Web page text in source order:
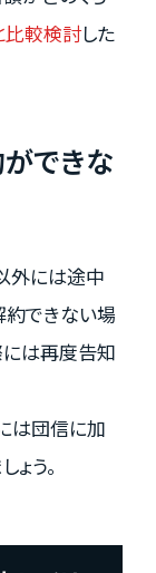
比較検討した
できな
外には途中
約できない場
には再度告知
は団信に加
う。